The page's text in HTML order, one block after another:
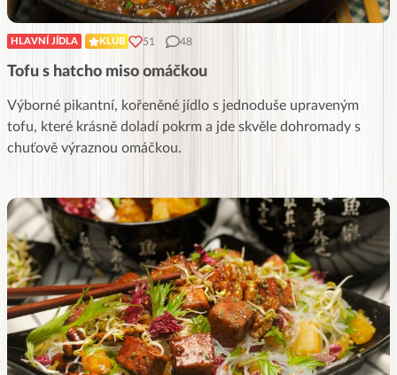
HLAVNÍ JÍDLA KLUB 51 48
Tofu s hatcho miso omáčkou
Výborné pikantní, kořeněné jídlo s jednoduše upraveným
tofu, které krásně doladí pokrm a jde skvěle dohromady s
chuťově výraznou omáčkou.